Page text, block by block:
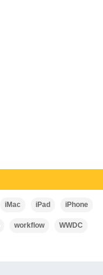
iMac iPad iPhone
workflow WWDC